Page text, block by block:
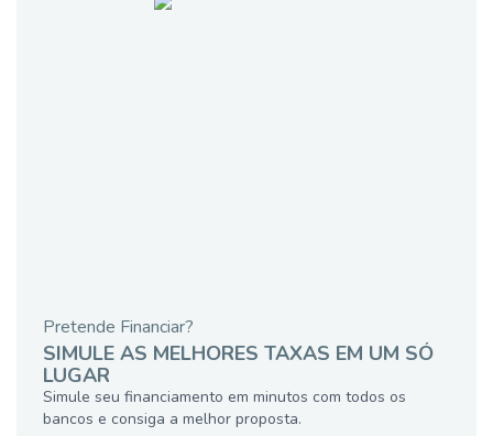
Pretende Financiar?
SIMULE AS MELHORES TAXAS EM UM SÓ
LUGAR
Simule seu financiamento em minutos com todos os
bancos e consiga a melhor proposta.